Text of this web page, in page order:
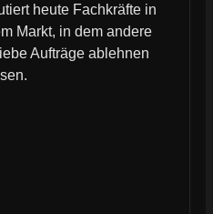
heute Fachkräfte in
Markt, in dem andere
Aufträge ablehnen